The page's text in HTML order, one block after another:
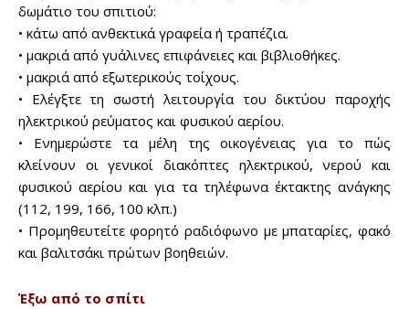
δωμάτιο του σπιτιού:
• κάτω από ανθεκτικά γραφεία ή τραπέζια.
• μακριά από γυάλινες επιφάνειες και βιβλιοθήκες.
• μακριά από εξωτερικούς τοίχους.
• Ελέγξτε τη σωστή λειτουργία του δικτύου παροχής
ηλεκτρικού ρεύματος και φυσικού αερίου.
• Ενημερώστε τα μέλη της οικογένειας για το πώς
κλείνουν οι γενικοί διακόπτες ηλεκτρικού, νερού και
φυσικού αερίου και για τα τηλέφωνα έκτακτης ανάγκης
(112, 199, 166, 100 κλπ.)
• Προμηθευτείτε φορητό ραδιόφωνο με μπαταρίες, φακό
και βαλιτσάκι πρώτων βοηθειών.
Έξω από το σπίτι